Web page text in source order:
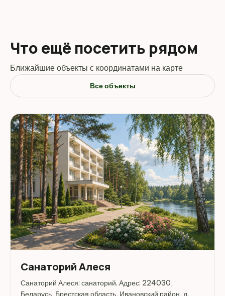
Что ещё посетить рядом
Ближайшие объекты с координатами на карте
Все объекты
Санаторий Алеся
Санаторий Алеся: санаторий. Адрес: 224030,
Беларусь, Брестская область, Ивановский район, д.